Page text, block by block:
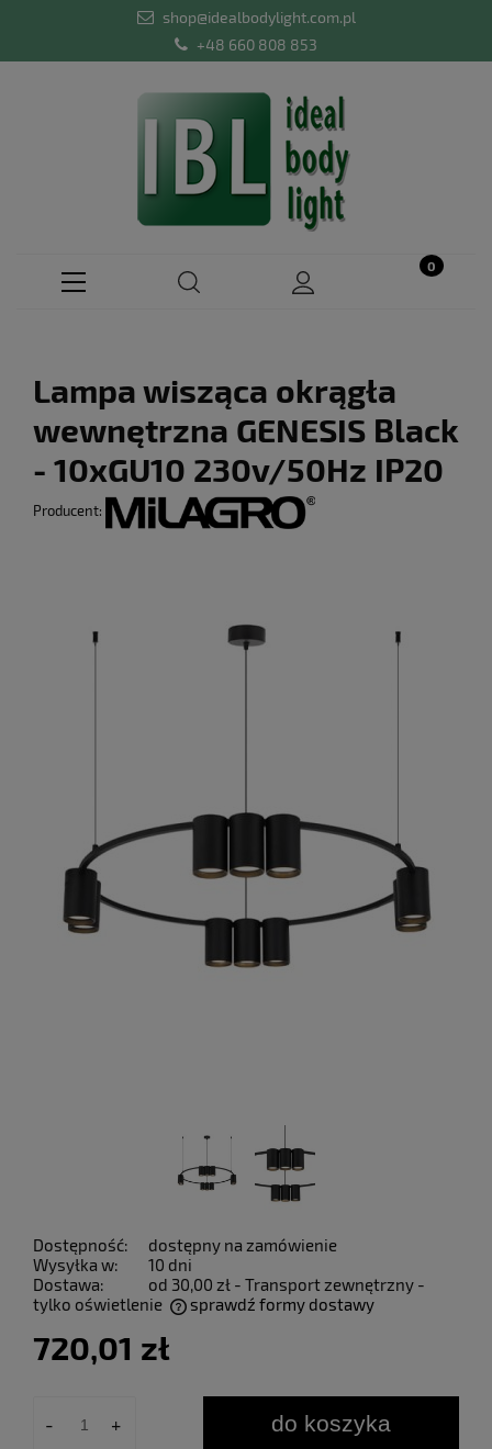
shop@idealbodylight.com.pl
+48 660 808 853
Lampa wisząca okrągła
wewnętrzna GENESIS Black
- 10xGU10 230v/50Hz IP20
Producent:
Dostępność:
dostępny na zamówienie
Wysyłka w:
10 dni
Dostawa:
od 30,00 zł - Transport zewnętrzny -
tylko oświetlenie
sprawdź formy dostawy
720,01 zł
- + do koszyka